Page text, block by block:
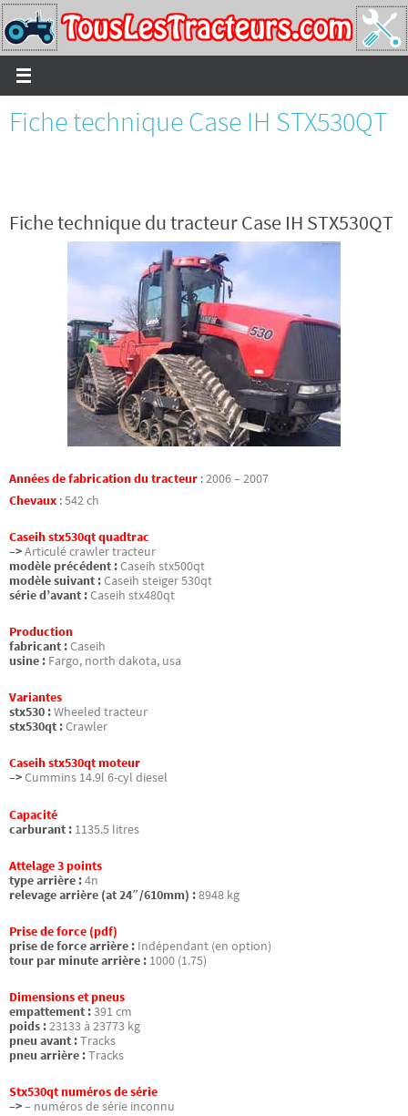
Passer
vers
le
contenu
Fiche technique Case IH STX530QT
Fiche technique du tracteur Case IH STX530QT
Années de fabrication du tracteur :2006 – 2007
Chevaux :542 ch
Caseih stx530qt quadtrac
–>Articulé crawler tracteur
modèle précédent :Caseih stx500qt
modèle suivant :Caseih steiger 530qt
série d’avant :Caseih stx480qt
Production
fabricant :Caseih
usine : Fargo, north dakota, usa
Variantes
stx530 :Wheeled tracteur
stx530qt :Crawler
Caseih stx530qt moteur
–>Cummins 14.9l 6-cyl diesel
Capacité
carburant : 1135.5 litres
Attelage 3 points
type arrière :4n
relevage arrière (at 24″/610mm) :8948 kg
Prise de force (pdf)
prise de force arrière : Indépendant (en option)
tour par minute arrière : 1000 (1.75)
Dimensions et pneus
empattement :391 cm
poids :23133 à 23773 kg
pneu avant :Tracks
pneu arrière :Tracks
Stx530qt numéros de série
–>– numéros de série inconnu